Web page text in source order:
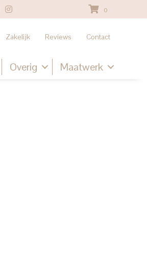
0
Zakelijk Reviews Contact
Overig Maatwerk